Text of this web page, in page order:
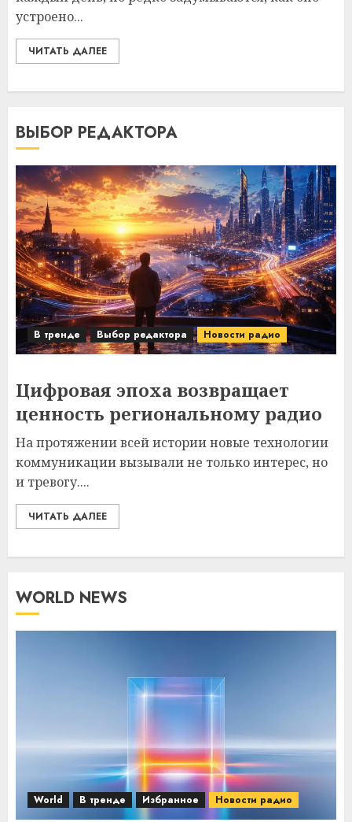
устроено...
ЧИТАТЬ ДАЛЕЕ
ВЫБОР РЕДАКТОРА
В тренде Выбор редактора Новости радио
Цифровая эпоха возвращает
ценность региональному радио
На протяжении всей истории новые технологии
коммуникации вызывали не только интерес, но
и тревогу....
ЧИТАТЬ ДАЛЕЕ
WORLD NEWS
World В тренде Избранное Новости радио